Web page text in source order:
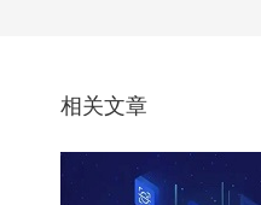
相关文章